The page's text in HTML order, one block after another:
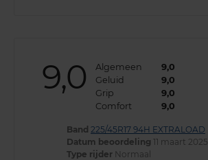
9,0 Algemeen
9,0
Geluid
9,0
Grip
9,0
Comfort
9,0
Band 225/45R17 94H EXTRALOAD
Datum beoordeling 11 maart 2025
Type rijder Normaal